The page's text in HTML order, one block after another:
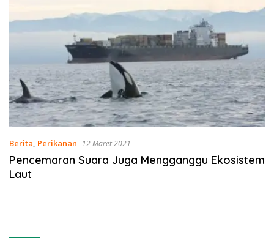
Berita, Perikanan 12 Maret 2021
Pencemaran Suara Juga Mengganggu Ekosistem
Laut